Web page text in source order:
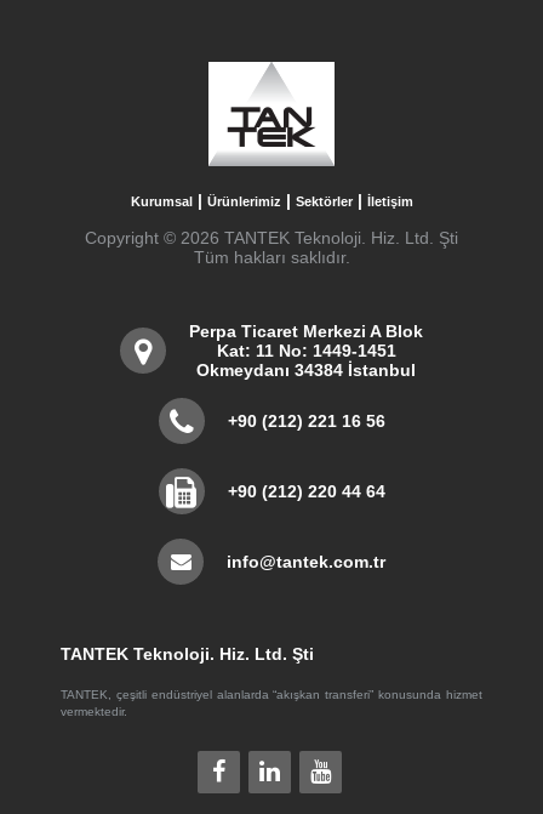
Kurumsal| Ürünlerimiz | Sektörler| İletişim
Copyright © 2026 TANTEK Teknoloji. Hiz. Ltd. Şti
Tüm hakları saklıdır.
Perpa Ticaret Merkezi A Blok
Kat: 11 No: 1449-1451
Okmeydanı 34384 İstanbul
+90 (212) 221 16 56
+90 (212) 220 44 64
info@tantek.com.tr
TANTEK Teknoloji. Hiz. Ltd. Şti
TANTEK, çeşitli endüstriyel alanlarda “akışkan transferi” konusunda hizmet
vermektedir.